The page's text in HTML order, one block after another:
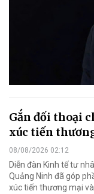
Gắn đối thoại
xúc tiến
08/08/2026 02:12
Diễn đàn Kinh tế tư
Quảng Ninh đã góp
xúc tiến thương mại